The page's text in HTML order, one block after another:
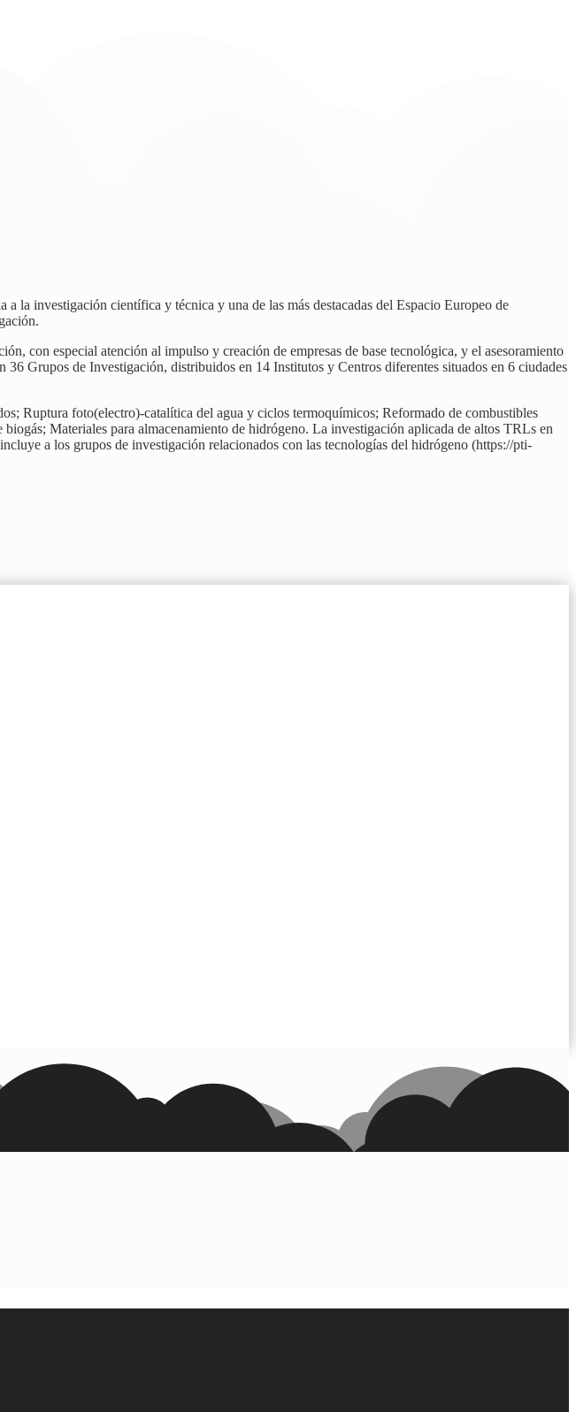
la investigación científica y técnica y una de las más destacadas del Espacio Europeo de
con especial atención al impulso y creación de empresas de base tecnológica, y el asesoramiento
Grupos de Investigación, distribuidos en 14 Institutos y Centros diferentes situados en 6 ciudades
Ruptura foto(electro)-catalítica del agua y ciclos termoquímicos; Reformado de combustibles
Materiales para almacenamiento de hidrógeno. La investigación aplicada de altos TRLs en
a los grupos de investigación relacionados con las tecnologías del hidrógeno (https://pti-